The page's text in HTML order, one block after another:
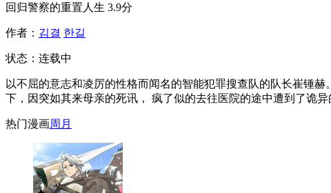
回归警察的重置人生 3.9分
作者： 김결 한길
状态： 连载中
以不屈的意志和凌厉的性格而闻名的智能犯罪搜查队的队长崔锺
下，因突如其来母亲的死讯， 疯了似的去往医院的途中遭到了诡
热门漫画周 月